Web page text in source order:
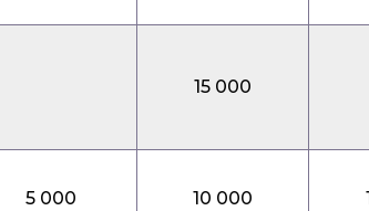
15 000
5 000 10 000